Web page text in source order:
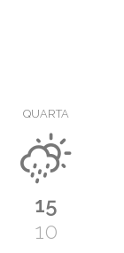
QUARTA
15
10